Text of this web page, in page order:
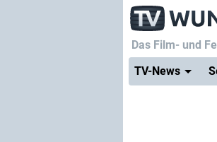
Das Film- und
TV-News